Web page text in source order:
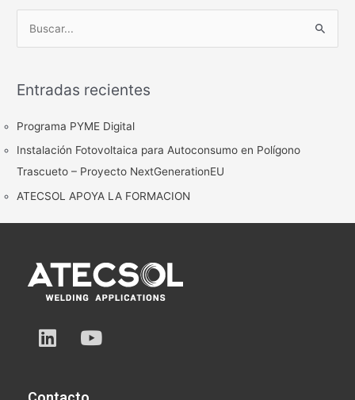
c
r
:
Entradas recientes
Programa PYME Digital
Instalación Fotovoltaica para Autoconsumo en Polígono
Trascueto – Proyecto NextGenerationEU
ATECSOL APOYA LA FORMACION
L
i
k
Y
o